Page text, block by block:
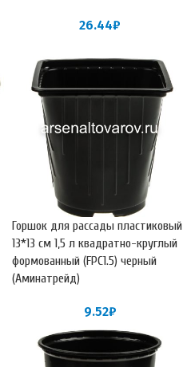
26.44₽
Горшок для рассады пластиковый
13*13 см 1,5 л квадратно-круглый
формованный (FPC1.5) черный
(Аминатрейд)
9.52₽